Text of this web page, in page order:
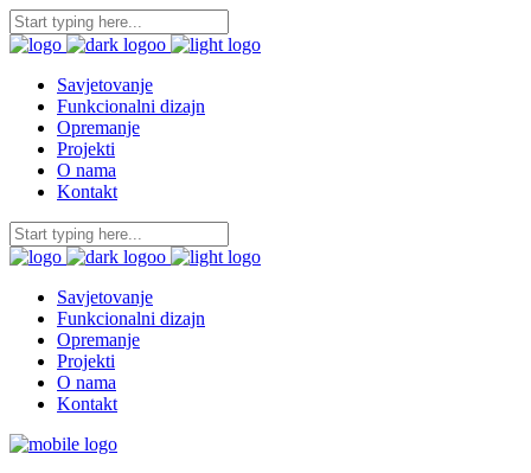
Savjetovanje
Funkcionalni dizajn
Opremanje
Projekti
O nama
Kontakt
Savjetovanje
Funkcionalni dizajn
Opremanje
Projekti
O nama
Kontakt